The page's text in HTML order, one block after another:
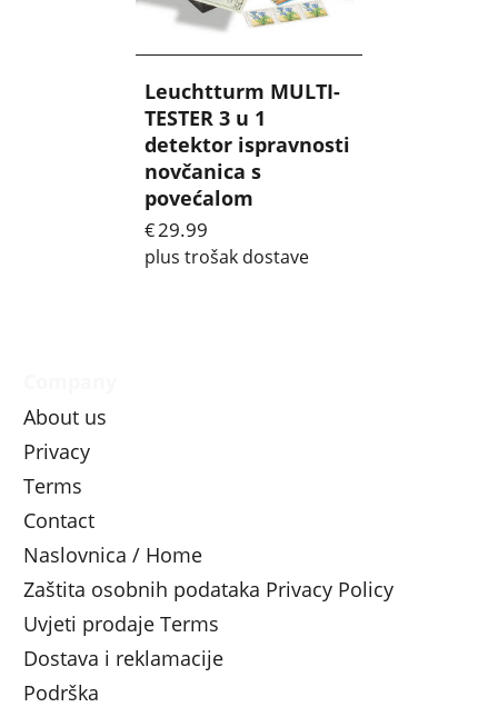
Leuchtturm MULTI-
TESTER 3 u 1
detektor ispravnosti
novčanica s
povećalom
€29.99
plus trošak dostave
About us
Privacy
Terms
Contact
Naslovnica / Home
Zaštita osobnih podataka Privacy Policy
Uvjeti prodaje Terms
Dostava i reklamacije
Podrška